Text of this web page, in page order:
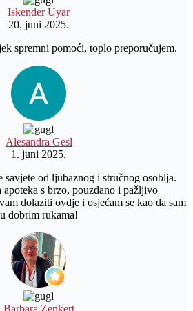
Iskender Uyar
20. juni 2025.
spremni pomoći, toplo preporučujem.
Alesandra Gesl
1. juni 2025.
od ljubaznog i stručnog osoblja.
s brzo, pouzdano i pažljivo
dolaziti ovdje i osjećam se kao da sam
u dobrim rukama!
Barbara Zenkert